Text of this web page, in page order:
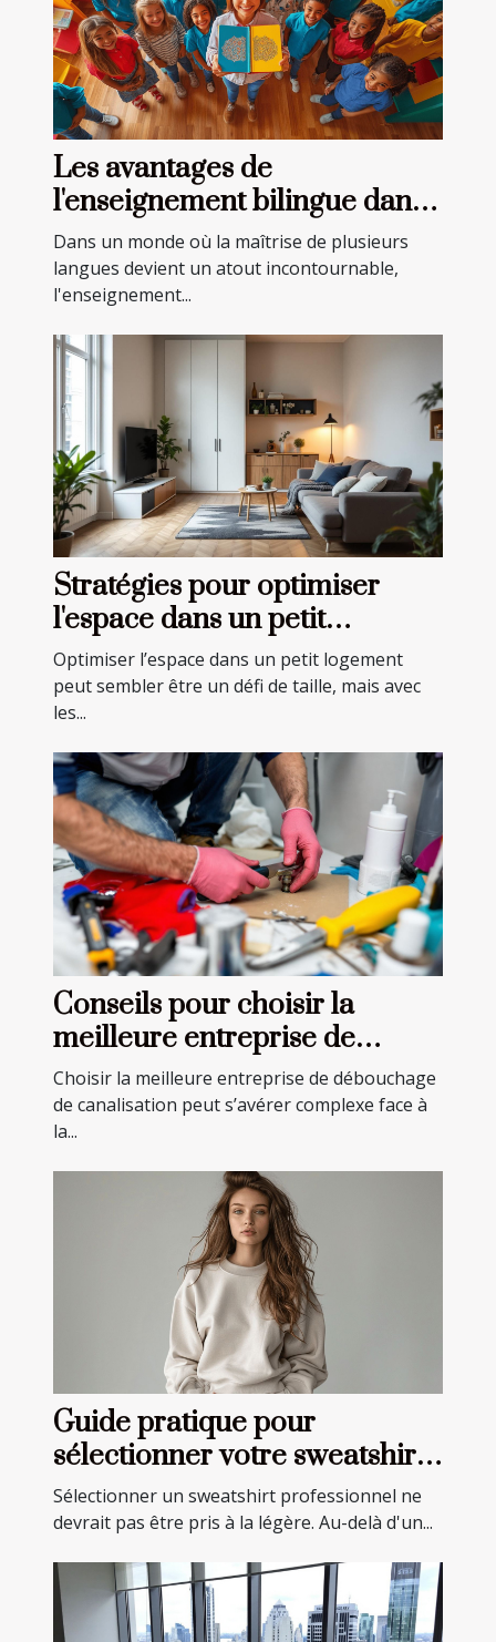
Les avantages de
l'enseignement bilingue dans
les écoles privées
Dans un monde où la maîtrise de plusieurs
langues devient un atout incontournable,
l'enseignement...
Stratégies pour optimiser
l'espace dans un petit
logement
Optimiser l’espace dans un petit logement
peut sembler être un défi de taille, mais avec
les...
Conseils pour choisir la
meilleure entreprise de
débouchage de canalisation
Choisir la meilleure entreprise de débouchage
de canalisation peut s’avérer complexe face à
la...
Guide pratique pour
sélectionner votre sweatshirt
professionnel idéal
Sélectionner un sweatshirt professionnel ne
devrait pas être pris à la légère. Au-delà d'un...